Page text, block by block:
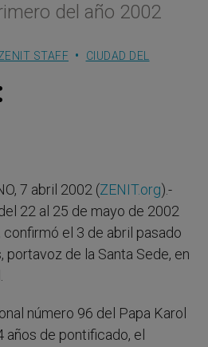
del año 2002
STAFF
CIUDAD DEL
7 abril 2002 (ZENIT.org).-
22 al 25 de mayo de 2002
confirmó el 3 de abril pasado
portavoz de la Santa Sede, en
número 96 del Papa Karol
de pontificado, el